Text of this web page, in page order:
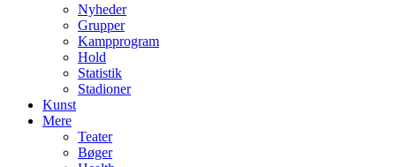
Nyheder
Grupper
Kampprogram
Hold
Statistik
Stadioner
Kunst
Mere
Teater
Bøger